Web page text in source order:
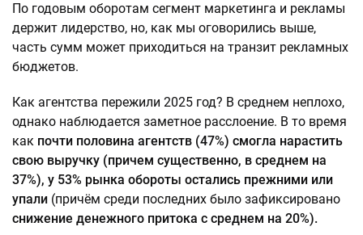
По годовым оборотам сегмент маркетинга и рекламы
держит лидерство, но, как мы оговорились выше,
часть сумм может приходиться на транзит рекламных
бюджетов.
Как агентства пережили 2025 год? В среднем неплохо,
однако наблюдается заметное расслоение. В то время
как почти половина агентств (47%) смогла нарастить
свою выручку (причем существенно, в среднем на
37%), у 53% рынка обороты остались прежними или
упали (причём среди последних было зафиксировано
снижение денежного притока с среднем на 20%).